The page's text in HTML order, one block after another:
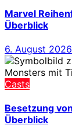
Marvel
Überblick
6. August 2026
Casts
Besetzung
Überblick